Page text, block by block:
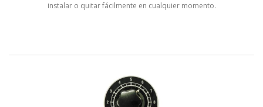
instalar o quitar fácilmente en cualquier momento.